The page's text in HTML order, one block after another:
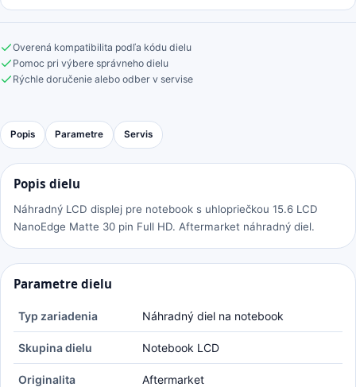
Overená kompatibilita podľa kódu dielu
Pomoc pri výbere správneho dielu
Rýchle doručenie alebo odber v servise
Popis Parametre Servis
Popis dielu
Náhradný LCD displej pre notebook s uhlopriečkou 15.6 LCD
NanoEdge Matte 30 pin Full HD. Aftermarket náhradný diel.
Parametre dielu
Typ zariadenia Náhradný diel na notebook
Skupina dielu Notebook LCD
Originalita Aftermarket